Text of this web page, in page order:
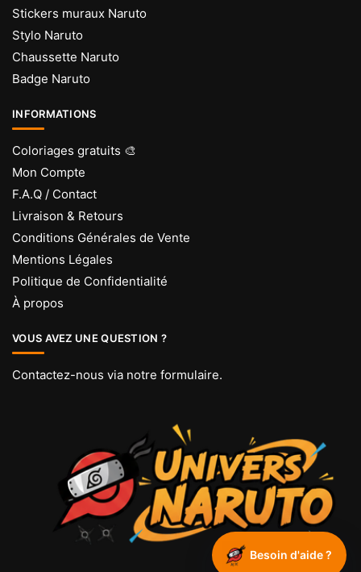
Stickers muraux Naruto
Stylo Naruto
Chaussette Naruto
Badge Naruto
INFORMATIONS
Coloriages gratuits 🎨
Mon Compte
F.A.Q / Contact
Livraison & Retours
Conditions Générales de Vente
Mentions Légales
Politique de Confidentialité
À propos
VOUS AVEZ UNE QUESTION ?
Contactez-nous via notre formulaire.
Besoin d'aide ?